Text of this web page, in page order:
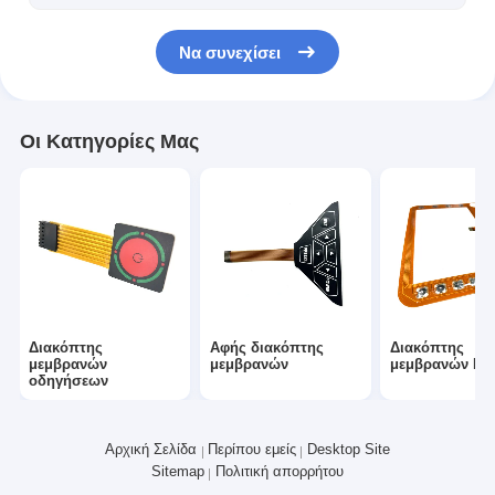
Προστατευτική ταινία και συσκευασία χαρτιού ιχνηλατηρίου
Να συνεχίσει
Οι Κατηγορίες Μας
Διακόπτης
μεμβρανών
οδηγήσεων
Αφής διακόπτης
μεμβρανών
Διακόπτης
μεμβρανών
Αρχική Σελίδα Περίπου εμείς
Desktop Site
Sitemap
Πολιτική απορρήτου